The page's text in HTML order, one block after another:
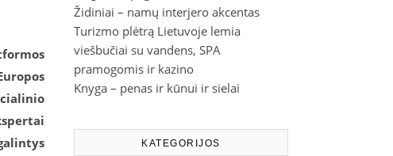
Židiniai – namų interjero akcentas
Turizmo plėtrą Lietuvoje lemia
viešbučiai su vandens, SPA
pramogomis ir kazino
Knyga – penas ir kūnui ir sielai
KATEGORIJOS